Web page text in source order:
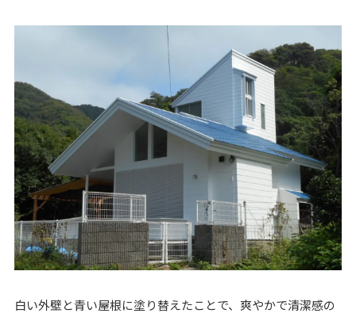
白い外壁と青い屋根に塗り替えたことで、爽やかで清潔感の